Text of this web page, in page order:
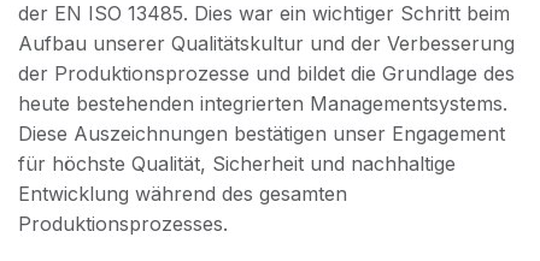
der EN ISO 13485. Dies war ein wichtiger Schritt beim
Aufbau unserer Qualitätskultur und der Verbesserung
der Produktionsprozesse und bildet die Grundlage des
heute bestehenden integrierten Managementsystems.
Diese Auszeichnungen bestätigen unser Engagement
für höchste Qualität, Sicherheit und nachhaltige
Entwicklung während des gesamten
Produktionsprozesses.